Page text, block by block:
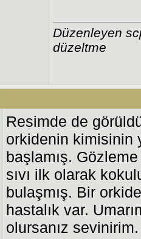
Düzenleyen
düzeltme
Resimde de
orkidenin kimisinin
başlamış.
sıvı ilk olarak
bulaşmış. Bir
hastalık var.
olursanız sevinirim.